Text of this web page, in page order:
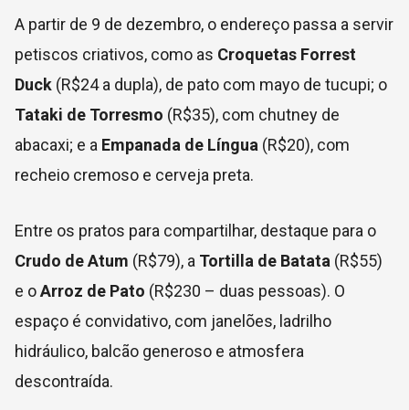
A partir de 9 de dezembro, o endereço passa a servir
petiscos criativos, como as Croquetas Forrest
Duck (R$24 a dupla), de pato com mayo de tucupi; o
Tataki de Torresmo (R$35), com chutney de
abacaxi; e a Empanada de Língua (R$20), com
recheio cremoso e cerveja preta.
Entre os pratos para compartilhar, destaque para o
Crudo de Atum (R$79), a Tortilla de Batata (R$55)
e oArroz de Pato (R$230 – duas pessoas). O
espaço é convidativo, com janelões, ladrilho
hidráulico, balcão generoso e atmosfera
descontraída.